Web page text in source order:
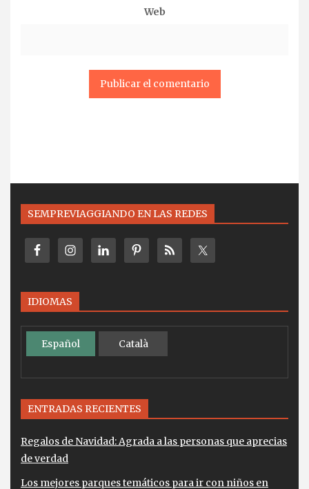
Web
SEMPREVIAGGIANDO EN LAS REDES
IDIOMAS
Español Català
ENTRADAS RECIENTES
Regalos de Navidad: Agrada a las personas que aprecias
de verdad
Los mejores parques temáticos para ir con niños en